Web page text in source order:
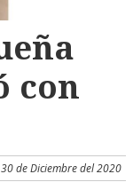
con
de Diciembre del 2020